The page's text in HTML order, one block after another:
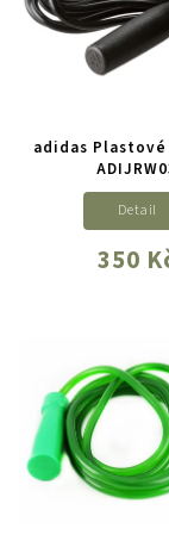
adidas
350
Detail